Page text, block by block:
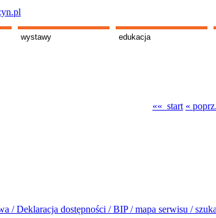
wystawy edukacja
«« start « poprz.
/Deklaracja dostępności /BIP /mapa serwisu /